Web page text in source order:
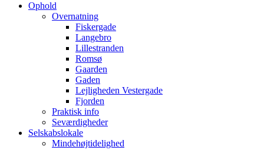
Ophold
Overnatning
Fiskergade
Langebro
Lillestranden
Romsø
Gaarden
Gaden
Lejligheden Vestergade
Fjorden
Praktisk info
Seværdigheder
Selskabslokale
Mindehøjtidelighed